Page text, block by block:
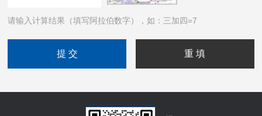
请输入计算结果（填写阿拉伯数字），如：三加四=7